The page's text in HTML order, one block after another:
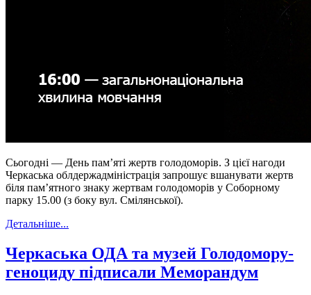
Сьогодні — День пам’яті жертв голодоморів. З цієї нагоди
Черкаська облдержадміністрація запрошує вшанувати жертв
біля пам’ятного знаку жертвам голодоморів у Соборному
парку 15.00 (з боку вул. Смілянської).
Детальніше...
Черкаська ОДА та музей Голодомору-
геноциду підписали Меморандум